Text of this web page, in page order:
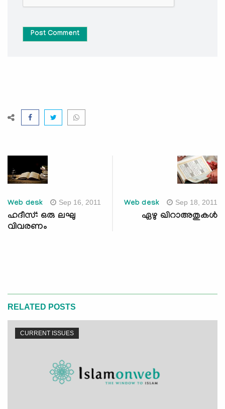
Post Comment
Web desk Sep 16, 2011
ഹദീസ്: ഒരു ലഘു
വിവരണം
Web desk Sep 18, 2011
ഏഴു ഖിറാഅതുകള്‍
RELATED POSTS
CURRENT ISSUES